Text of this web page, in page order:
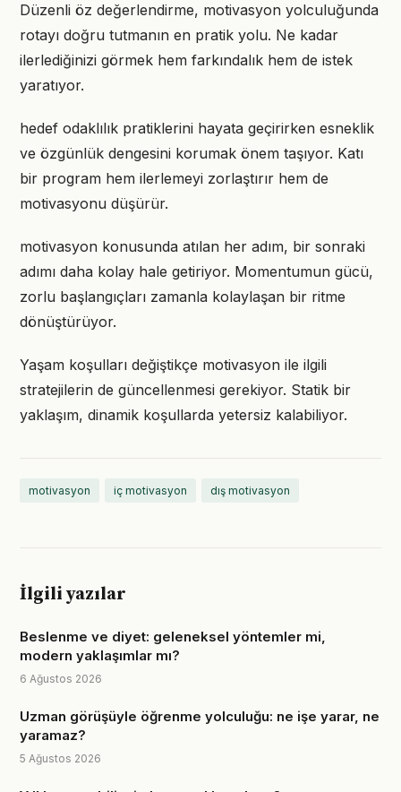
Düzenli öz değerlendirme, motivasyon yolculuğunda
rotayı doğru tutmanın en pratik yolu. Ne kadar
ilerlediğinizi görmek hem farkındalık hem de istek
yaratıyor.
hedef odaklılık pratiklerini hayata geçirirken esneklik
ve özgünlük dengesini korumak önem taşıyor. Katı
bir program hem ilerlemeyi zorlaştırır hem de
motivasyonu düşürür.
motivasyon konusunda atılan her adım, bir sonraki
adımı daha kolay hale getiriyor. Momentumun gücü,
zorlu başlangıçları zamanla kolaylaşan bir ritme
dönüştürüyor.
Yaşam koşulları değiştikçe motivasyon ile ilgili
stratejilerin de güncellenmesi gerekiyor. Statik bir
yaklaşım, dinamik koşullarda yetersiz kalabiliyor.
motivasyon iç motivasyon dış motivasyon
İlgili yazılar
Beslenme ve diyet: geleneksel yöntemler mi,
modern yaklaşımlar mı?
6 Ağustos 2026
Uzman görüşüyle öğrenme yolculuğu: ne işe yarar, ne
yaramaz?
5 Ağustos 2026